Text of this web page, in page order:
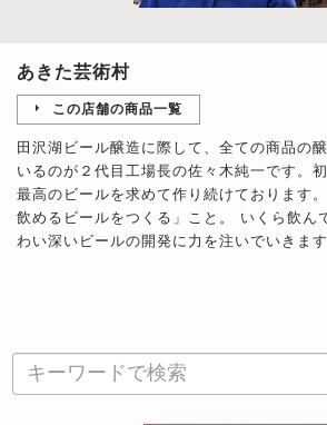
あきた芸術村
この店舗の商品一覧
田沢湖ビール醸造に際して、全ての商品の
いるのが２代目工場長の佐々木純一です。
最高のビールを求めて作り続けております
飲めるビールをつくる」こと。 いくら飲ん
わい深いビールの開発に力を注いでいきます